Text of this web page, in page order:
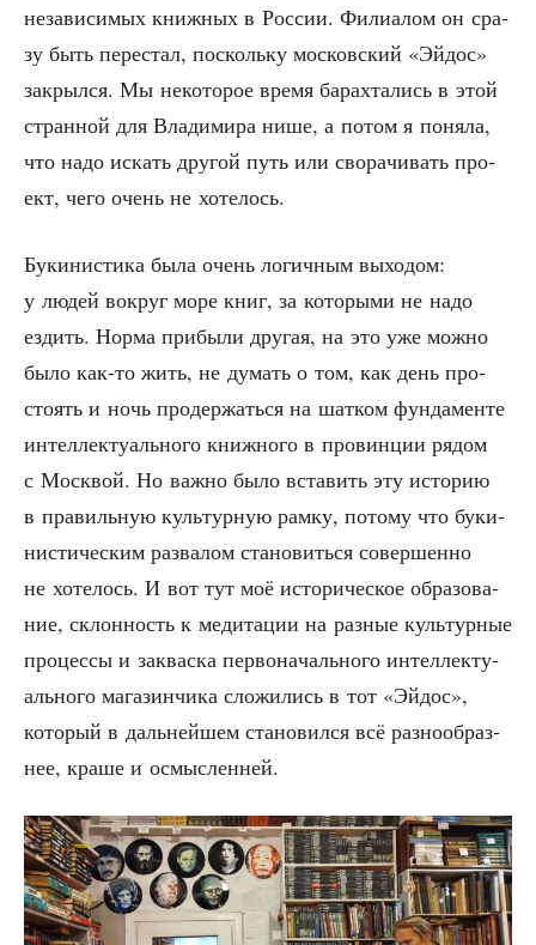
неза­ви­си­мых книж­ных в Рос­сии. Фили­а­лом он сра­
зу быть пере­стал, посколь­ку мос­ков­ский «Эйдос»
закрыл­ся. Мы неко­то­рое вре­мя барах­та­лись в этой
стран­ной для Вла­ди­ми­ра нише, а потом я поня­ла,
что надо искать дру­гой путь или сво­ра­чи­вать про­
ект, чего очень не хотелось.
Буки­ни­сти­ка была очень логич­ным выхо­дом:
у людей вокруг море книг, за кото­ры­ми не надо
ездить. Нор­ма при­бы­ли дру­гая, на это уже мож­но
было как-то жить, не думать о том, как день про­
сто­ять и ночь про­дер­жать­ся на шат­ком фун­да­мен­те
интел­лек­ту­аль­но­го книж­но­го в про­вин­ции рядом
с Моск­вой. Но важ­но было вста­вить эту исто­рию
в пра­виль­ную куль­тур­ную рам­ку, пото­му что буки­
ни­сти­че­ским раз­ва­лом ста­но­вить­ся совер­шен­но
не хоте­лось. И вот тут моё исто­ри­че­ское обра­зо­ва­
ние, склон­ность к меди­та­ции на раз­ные куль­тур­ные
про­цес­сы и заквас­ка пер­во­на­чаль­но­го интел­лек­ту­
аль­но­го мага­зин­чи­ка сло­жи­лись в тот «Эйдос»,
кото­рый в даль­ней­шем ста­но­вил­ся всё раз­но­об­раз­
нее, кра­ше и осмысленней.